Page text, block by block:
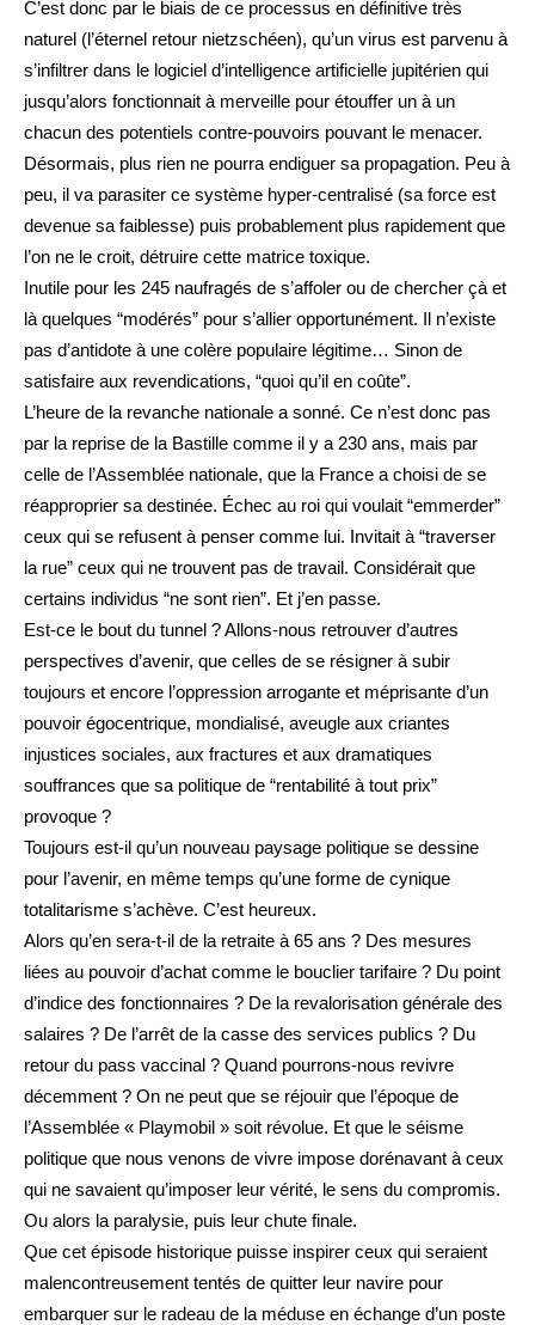
C’est donc par le biais de ce processus en définitive très
naturel (l’éternel retour nietzschéen), qu’un virus est parvenu à
s’infiltrer dans le logiciel d’intelligence artificielle jupitérien qui
jusqu’alors fonctionnait à merveille pour étouffer un à un
chacun des potentiels contre-pouvoirs pouvant le menacer.
Désormais, plus rien ne pourra endiguer sa propagation. Peu à
peu, il va parasiter ce système hyper-centralisé (sa force est
devenue sa faiblesse) puis probablement plus rapidement que
l’on ne le croit, détruire cette matrice toxique.
Inutile pour les 245 naufragés de s’affoler ou de chercher çà et
là quelques “modérés” pour s’allier opportunément. Il n’existe
pas d’antidote à une colère populaire légitime… Sinon de
satisfaire aux revendications, “quoi qu’il en coûte”.
L’heure de la revanche nationale a sonné. Ce n’est donc pas
par la reprise de la Bastille comme il y a 230 ans, mais par
celle de l’Assemblée nationale, que la France a choisi de se
réapproprier sa destinée. Échec au roi qui voulait “emmerder”
ceux qui se refusent à penser comme lui. Invitait à “traverser
la rue” ceux qui ne trouvent pas de travail. Considérait que
certains individus “ne sont rien”. Et j’en passe.
Est-ce le bout du tunnel ? Allons-nous retrouver d’autres
perspectives d’avenir, que celles de se résigner à subir
toujours et encore l’oppression arrogante et méprisante d’un
pouvoir égocentrique, mondialisé, aveugle aux criantes
injustices sociales, aux fractures et aux dramatiques
souffrances que sa politique de “rentabilité à tout prix”
provoque ?
Toujours est-il qu’un nouveau paysage politique se dessine
pour l’avenir, en même temps qu’une forme de cynique
totalitarisme s’achève. C’est heureux.
Alors qu’en sera-t-il de la retraite à 65 ans ? Des mesures
liées au pouvoir d’achat comme le bouclier tarifaire ? Du point
d’indice des fonctionnaires ? De la revalorisation générale des
salaires ? De l’arrêt de la casse des services publics ? Du
retour du pass vaccinal ? Quand pourrons-nous revivre
décemment ? On ne peut que se réjouir que l’époque de
l’Assemblée « Playmobil » soit révolue. Et que le séisme
politique que nous venons de vivre impose dorénavant à ceux
qui ne savaient qu’imposer leur vérité, le sens du compromis.
Ou alors la paralysie, puis leur chute finale.
Que cet épisode historique puisse inspirer ceux qui seraient
malencontreusement tentés de quitter leur navire pour
embarquer sur le radeau de la méduse en échange d’un poste